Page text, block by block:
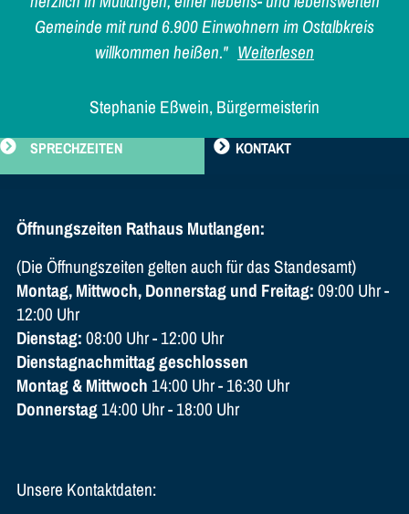
Gemeinde mit rund 6.900 Einwohnern im Ostalbkreis
willkommen heißen." Weiterlesen
Stephanie Eßwein, Bürgermeisterin
SPRECHZEITEN KONTAKT
Öffnungszeiten Rathaus Mutlangen:
(Die Öffnungszeiten gelten auch für das Standesamt)
Montag, Mittwoch, Donnerstag und Freitag:09:00 Uhr -
12:00 Uhr
Dienstag:08:00 Uhr - 12:00 Uhr
Dienstagnachmittag geschlossen
Montag & Mittwoch 14:00 Uhr - 16:30 Uhr
Donnerstag14:00 Uhr - 18:00 Uhr
Unsere Kontaktdaten: